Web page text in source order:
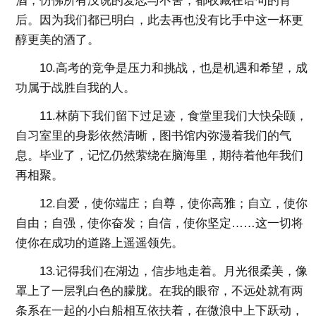
后。因为我们都已明白，此去再也没有比手中这一杯更
醇更美的酒了。
10.高考的竞争是压力和挑战，也是机遇和希望，成
功属于战胜自我的人。
11.林荫下我们留下过足迹，食堂里我们大快朵颐，
自习室里的身影依然清晰，图书馆内弥漫着我们的气
息。毕业了，记忆仍然萦绕在脑海里，期待着他年我们
再相聚。
12.自爱，使你端庄；自尊，使你高雅；自立，使你
自由；自强，使你奋发；自信，使你坚定……这一切将
使你在成功的道路上遥遥领先。
13.记得我们在湖边，信步地走着。月光很柔美，像
罩上了一层乳白色的朦胧。在我的眼帘，不远处就有两
条系在一起的小白船相互依扶着，在微浪中上下跃动，